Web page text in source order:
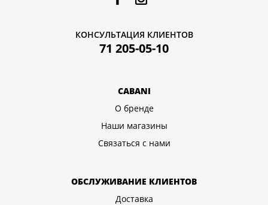
КОНСУЛЬТАЦИЯ КЛИЕНТОВ
71 205-05-10
CABANI
О бренде
Наши магазины
Связаться с нами
ОБСЛУЖИВАНИЕ КЛИЕНТОВ
Доставка